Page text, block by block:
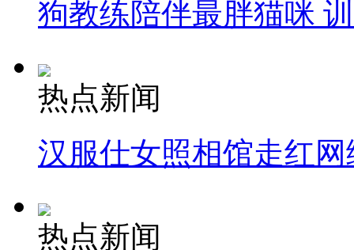
狗教练陪伴最胖猫咪
热点新闻
汉服仕女照相馆走红网
热点新闻